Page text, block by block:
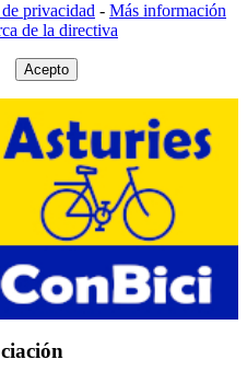
privacidad - Más información
de la directiva
Acepto